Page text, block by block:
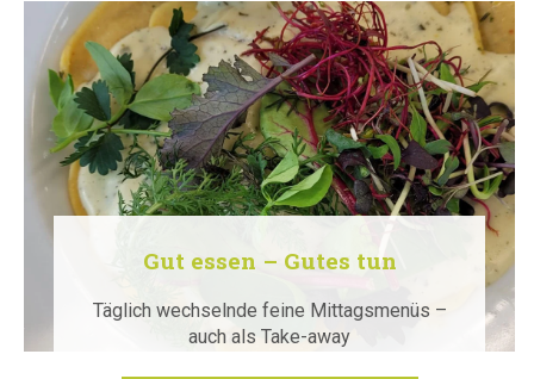
Gut essen – Gutes tun
Täglich wechselnde feine Mittagsmenüs –
auch als Take-away